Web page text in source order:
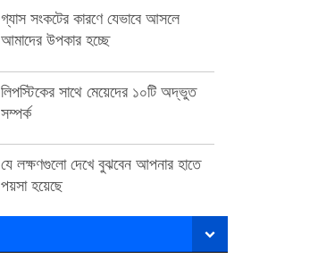
গ্যাস সংকটের কারণে যেভাবে আসলে
আমাদের উপকার হচ্ছে
লিপস্টিকের সাথে মেয়েদের ১০টি অদ্ভুত
সম্পর্ক
যে লক্ষণগুলো দেখে বুঝবেন আপনার হাতে
পয়সা হয়েছে